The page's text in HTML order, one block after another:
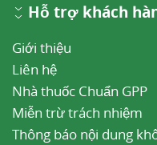
Hỗ trợ khách
Giới thiệu
Liên hệ
Nhà thuốc Chuẩn GPP
Miễn trừ trách nhiệm
Thông báo nội dung